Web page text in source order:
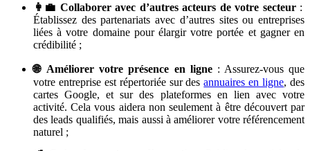
👩‍💼 Collaborer avec d’autres acteurs de votre secteur:
Établissez des partenariats avec d’autres sites ou entreprises
liées à votre domaine pour élargir votre portée et gagner en
crédibilité ;
🌐 Améliorer votre présence en ligne: Assurez-vous que
votre entreprise est répertoriée sur desannuaires en ligne, des
cartes Google, et sur des plateformes en lien avec votre
activité. Cela vous aidera non seulement à être découvert par
des leads qualifiés, mais aussi à améliorer votre référencement
naturel ;